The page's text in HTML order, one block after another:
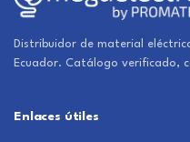
Distribuidor de material
Ecuador. Catálogo verificado,
Enlaces útiles